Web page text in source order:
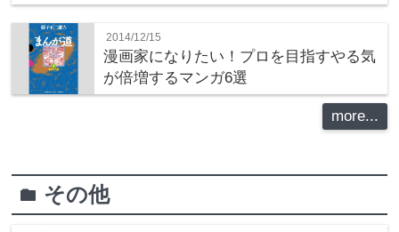
2014/12/15
漫画家になりたい！プロを目指すやる気
が倍増するマンガ6選
more...
folder その他